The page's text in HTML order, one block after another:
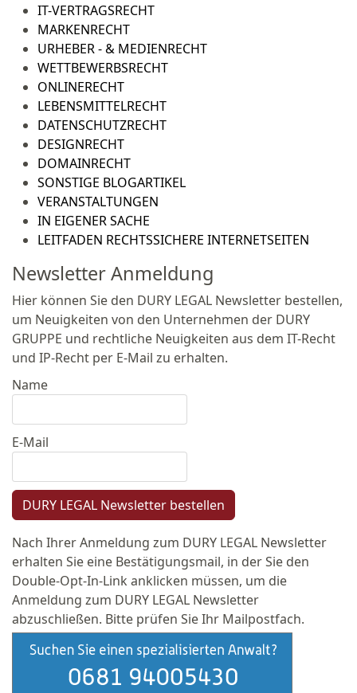
IT-VERTRAGSRECHT
MARKENRECHT
URHEBER - & MEDIENRECHT
WETTBEWERBSRECHT
ONLINERECHT
LEBENSMITTELRECHT
DATENSCHUTZRECHT
DESIGNRECHT
DOMAINRECHT
SONSTIGE BLOGARTIKEL
VERANSTALTUNGEN
IN EIGENER SACHE
LEITFADEN RECHTSSICHERE INTERNETSEITEN
Newsletter Anmeldung
Hier können Sie den DURY LEGAL Newsletter bestellen,
um Neuigkeiten von den Unternehmen der DURY
GRUPPE und rechtliche Neuigkeiten aus dem IT-Recht
und IP-Recht per E-Mail zu erhalten.
Name
E-Mail
DURY LEGAL Newsletter bestellen
Nach Ihrer Anmeldung zum DURY LEGAL Newsletter
erhalten Sie eine Bestätigungsmail, in der Sie den
Double-Opt-In-Link anklicken müssen, um die
Anmeldung zum DURY LEGAL Newsletter
abzuschließen. Bitte prüfen Sie Ihr Mailpostfach.